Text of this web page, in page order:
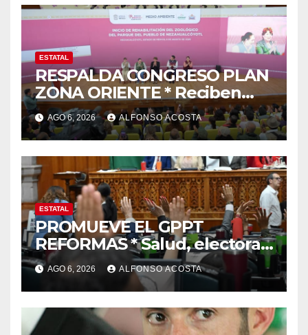
ESTATAL
RESPALDA CONGRESO PLAN
ZONA ORIENTE * Reciben
reconocimiento de la
gobernadora Delfina Gómez
AGO 6, 2026 ALFONSO ACOSTA
ESTATAL
PROMUEVE EL GPPT
REFORMAS * Salud, electoral
y justicia, de las principales
AGO 6, 2026 ALFONSO ACOSTA